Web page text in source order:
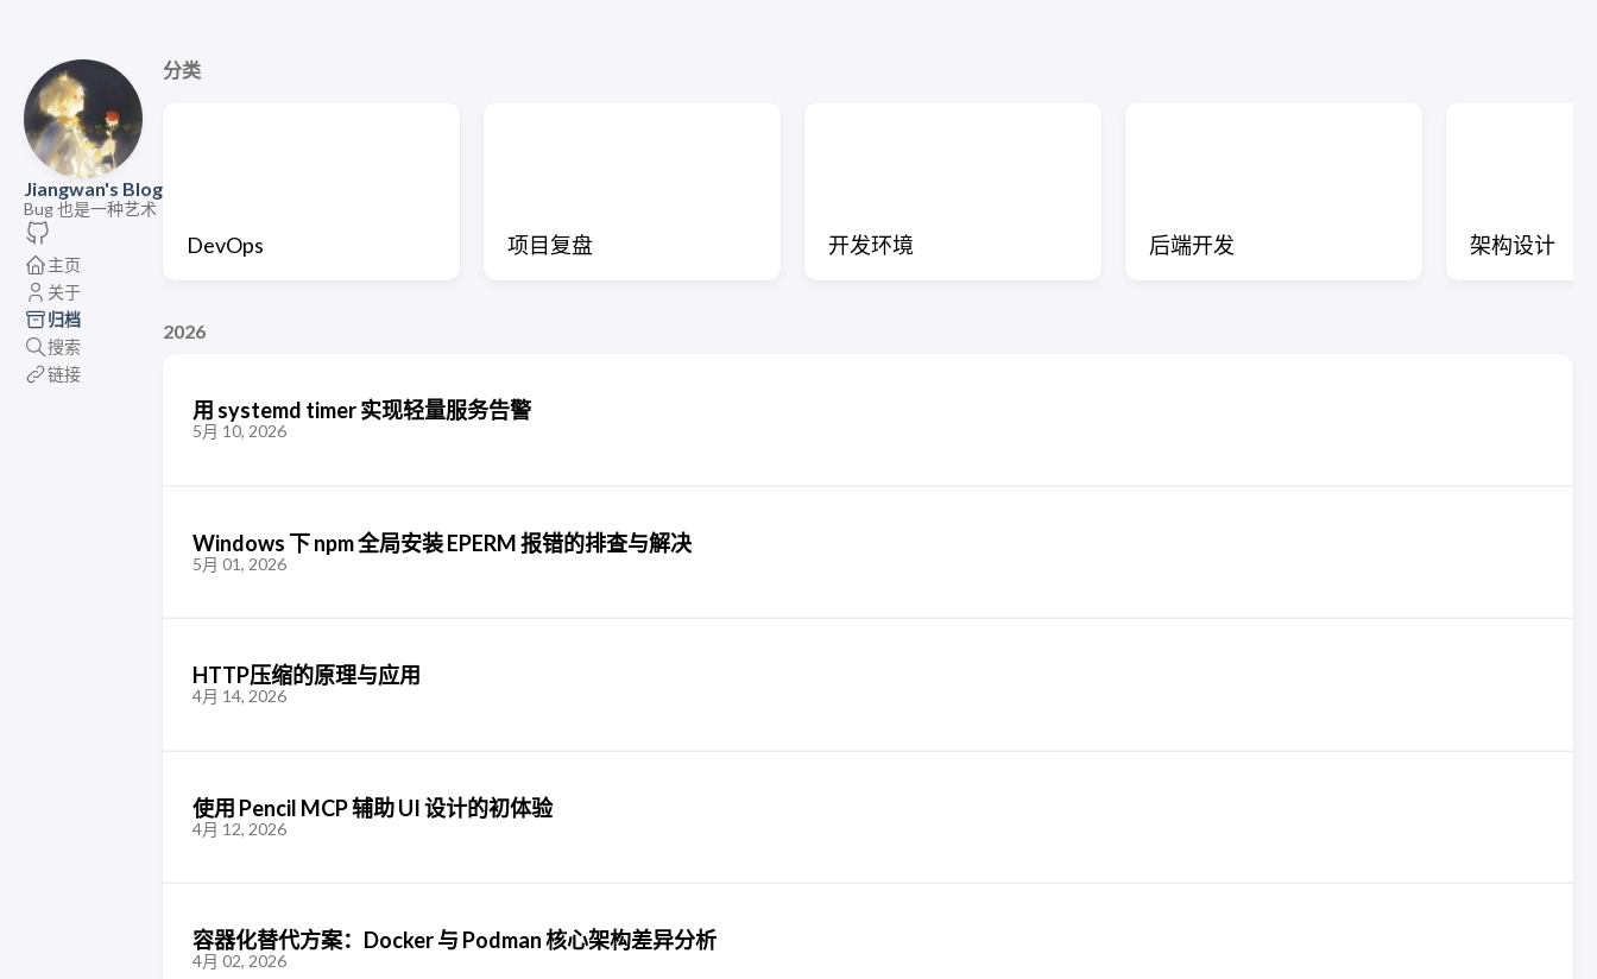
Jiangwan's Blog
Bug 也是一种艺术
主页
关于
归档
搜索
链接
分类
DevOps 项目复盘 开发环境 后端开发 架构设计
2026
用 systemd timer 实现轻量服务告警
5月 10, 2026
Windows 下 npm 全局安装 EPERM 报错的排查与解决
5月 01, 2026
HTTP压缩的原理与应用
4月 14, 2026
使用 Pencil MCP 辅助 UI 设计的初体验
4月 12, 2026
容器化替代方案：Docker 与 Podman 核心架构差异分析
4月 02, 2026